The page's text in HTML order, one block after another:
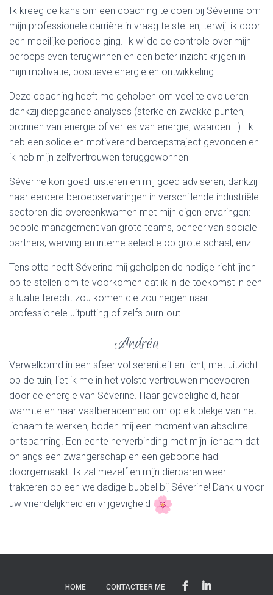
Ik kreeg de kans om een coaching te doen bij Séverine om
mijn professionele carrière in vraag te stellen, terwijl ik door
een moeilijke periode ging. Ik wilde de controle over mijn
beroepsleven terugwinnen en een beter inzicht krijgen in
mijn motivatie, positieve energie en ontwikkeling...
Deze coaching heeft me geholpen om veel te evolueren
dankzij diepgaande analyses (sterke en zwakke punten,
bronnen van energie of verlies van energie, waarden...). Ik
heb een solide en motiverend beroepstraject gevonden en
ik heb mijn zelfvertrouwen teruggewonnen
Séverine kon goed luisteren en mij goed adviseren, dankzij
haar eerdere beroepservaringen in verschillende industriële
sectoren die overeenkwamen met mijn eigen ervaringen:
people management van grote teams, beheer van sociale
partners, werving en interne selectie op grote schaal, enz.
Tenslotte heeft Séverine mij geholpen de nodige richtlijnen
op te stellen om te voorkomen dat ik in de toekomst in een
situatie terecht zou komen die zou neigen naar
professionele uitputting of zelfs burn-out.
Andréa
Verwelkomd in een sfeer vol sereniteit en licht, met uitzicht
op de tuin, liet ik me in het volste vertrouwen meevoeren
door de energie van Séverine. Haar gevoeligheid, haar
warmte en haar vastberadenheid om op elk plekje van het
lichaam te werken, boden mij een moment van absolute
ontspanning. Een echte herverbinding met mijn lichaam dat
onlangs een zwangerschap en een geboorte had
doorgemaakt. Ik zal mezelf en mijn dierbaren weer
trakteren op een weldadige bubbel bij Séverine! Dank u voor
uw vriendelijkheid en vrijgevigheid
HOME CONTACTEER ME